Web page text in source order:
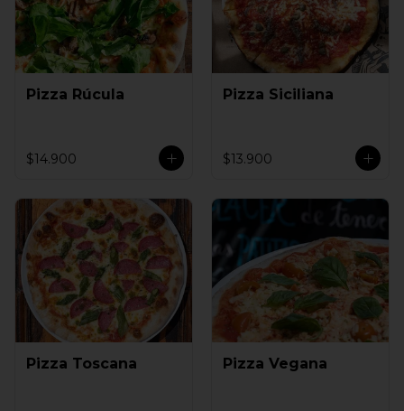
Pizza Rúcula
$14.900
Pizza Siciliana
$13.900
Pizza Toscana Pizza Vegana